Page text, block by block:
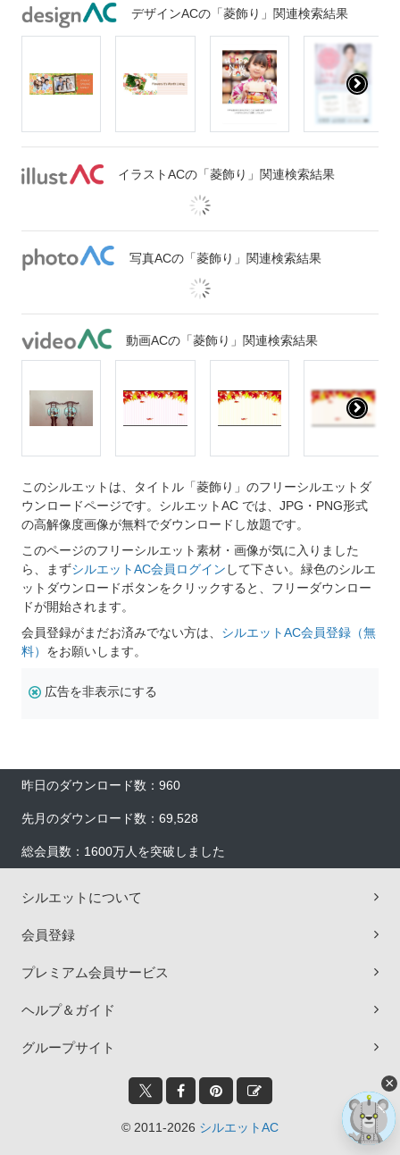
デザインACの「菱飾り」関連検索結果
イラストACの「菱飾り」関連検索結果
写真ACの「菱飾り」関連検索結果
動画ACの「菱飾り」関連検索結果
このシルエットは、タイトル「菱飾り」のフリーシルエットダ
ウンロードページです。シルエットAC では、JPG・PNG形式
の高解像度画像が無料でダウンロードし放題です。
このページのフリーシルエット素材・画像が気に入りました
ら、まずシルエットAC会員ログイン して下さい。緑色のシルエ
ットダウンロードボタンをクリックすると、フリーダウンロー
ドが開始されます。
会員登録がまだお済みでない方は、 シルエットAC会員登録（無
料） をお願いします。
広告を非表示にする
昨日のダウンロード数：960
先月のダウンロード数：69,528
総会員数：1600万人を突破しました
シルエットについて
会員登録
プレミアム会員サービス
ヘルプ＆ガイド
グループサイト
© 2011-2026 シルエットAC
×